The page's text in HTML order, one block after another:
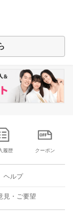
履歴 クーポン
ヘルプ
見・ご要望